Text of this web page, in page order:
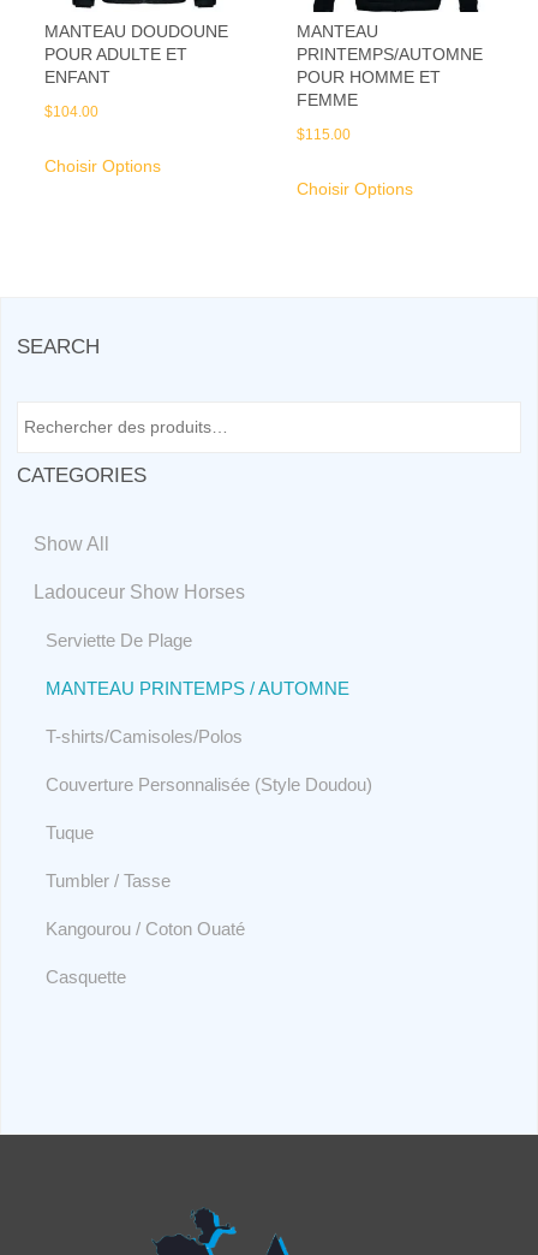
MANTEAU DOUDOUNE
POUR ADULTE ET
ENFANT
$104.00
Choisir Options
MANTEAU
PRINTEMPS/AUTOMNE
POUR HOMME ET
FEMME
$115.00
Choisir Options
SEARCH
CATEGORIES
Show All
Ladouceur Show Horses
Serviette De Plage
MANTEAU PRINTEMPS / AUTOMNE
T-shirts/Camisoles/Polos
Couverture Personnalisée (Style Doudou)
Tuque
Tumbler / Tasse
Kangourou / Coton Ouaté
Casquette